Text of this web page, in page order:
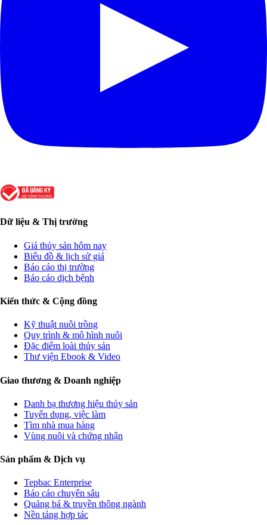
Dữ liệu & Thị trường
Giá thủy sản hôm nay
Biểu đồ & lịch sử giá
Báo cáo thị trường
Báo cáo dịch bệnh
Kiến thức & Cộng đồng
Kỹ thuật nuôi trồng
Quy trình & mô hình nuôi
Đặc điểm loài thủy sản
Thư viện Ebook & Video
Giao thương & Doanh nghiệp
Danh bạ thương hiệu thủy sản
Tuyển dụng, việc làm
Tìm nhà mua hàng
Vùng nuôi và chứng nhận
Sản phẩm & Dịch vụ
Tepbac Enterprise
Báo cáo chuyên sâu
Quảng bá & truyền thông ngành
Nền tảng hợp tác